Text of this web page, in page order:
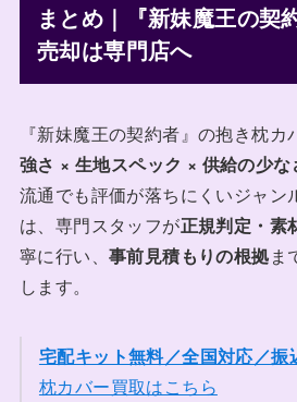
まとめ｜『新妹魔王の契
売却は専門店へ
『新妹魔王の契約者』の抱き枕カ
強さ × 生地スペック × 供給の少な
流通でも評価が落ちにくいジャン
は、専門スタッフが正規判定・素
寧に行い、 事前見積もりの根拠ま
します。
宅配キット無料／全国対応／振
枕カバー買取はこちら